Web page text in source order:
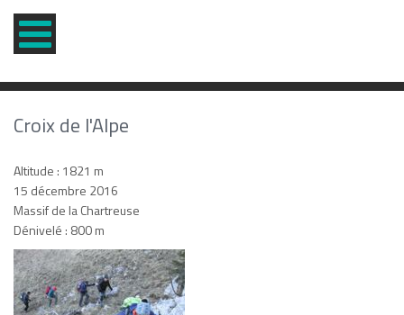
Croix de l'Alpe
Altitude : 1821 m
15 décembre 2016
Massif de la Chartreuse
Dénivelé : 800 m